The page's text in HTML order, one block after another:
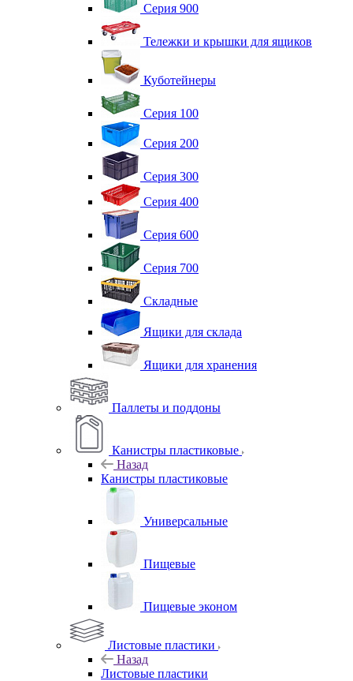
Серия 900
Тележки и крышки для ящиков
Куботейнеры
Серия 100
Серия 200
Серия 300
Серия 400
Серия 600
Серия 700
Складные
Ящики для склада
Ящики для хранения
Паллеты и поддоны
Канистры пластиковые
Назад
Канистры пластиковые
Универсальные
Пищевые
Пищевые эконом
Листовые пластики
Назад
Листовые пластики